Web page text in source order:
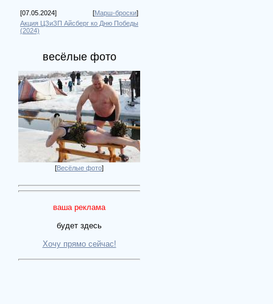
[07.05.2024] [Марш-броски]
Акция ЦЗиЗП Айсберг ко Дню Победы
(2024)
весёлые фото
[Весёлые фото]
ваша реклама
будет здесь
Хочу прямо сейчас!